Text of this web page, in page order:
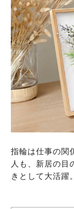
指輪は仕事の関
人も、新居の目
きとして大活躍。